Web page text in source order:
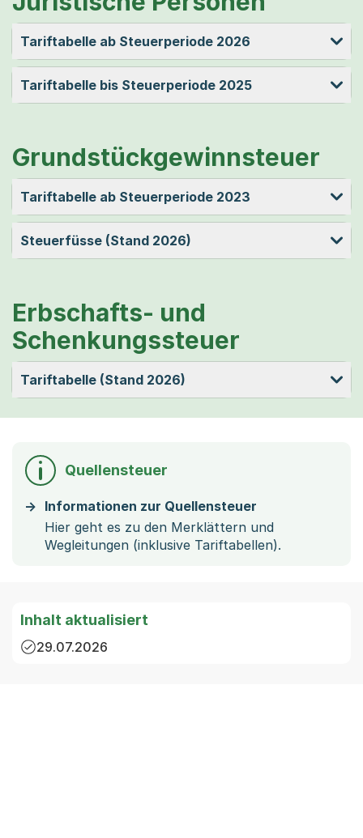
Tariftabelle ab Steuerperiode 2026
Tariftabelle bis Steuerperiode 2025
Grundstückgewinnsteuer
Tariftabelle ab Steuerperiode 2023
Steuerfüsse (Stand 2026)
Erbschafts- und
Schenkungssteuer
Tariftabelle (Stand 2026)
Quellensteuer
Informationen zur Quellensteuer
Hier geht es zu den Merklättern und
Wegleitungen (inklusive Tariftabellen).
Inhalt aktualisiert
29.07.2026